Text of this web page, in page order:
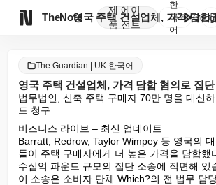
TheNote
제
품
에이
전트
한
국
어

The Guardian | UK 한국어
영국 주택 건설업체, 가격 담합 혐의로 집
법무법인, 신축 주택 구매자 70만 명을 대신
드 청구
비즈니스 라이브 – 최신 업데이트
Barratt, Redrow, Taylor Wimpey 등 영국의
들이 주택 구매자에게 더 높은 가격을 담합했
수십억 파운드 규모의 집단 소송에 직면해 있
이 소송은 소비자 단체 Which?의 전 법무 담